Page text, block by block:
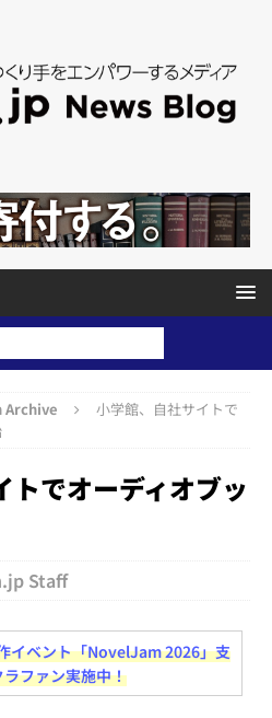
Archive
小学館、自社サイトで
トでオーディオブッ
Staff
イベント「NovelJam 2026」支
ファン実施中！